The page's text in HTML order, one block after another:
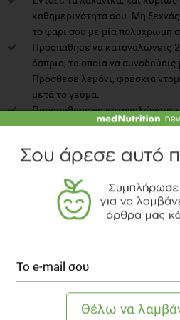
καθημερινότητά σου. Μη
το ψάρι σου με μία πολύχρωμη
Προσπάθησε να καταναλώνεις
όσπρια, τα οποία να συνοδεύεις
Πρόσθεσε λεμόνι, φρέσκια
μετά το γεύμα.
Προσπάθησε να καταναλώνεις
φρούτων και 2 μερίδες
προτιμότερο να το
ΒΙΒΛΙΟΓΡΑΦΙΑ
Reinhart, W.H. The optimum